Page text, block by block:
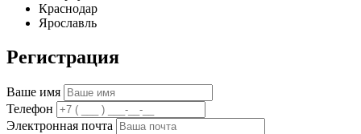
Краснодар
Ярославль
Регистрация
Ваше имя
Телефон
Электронная почта